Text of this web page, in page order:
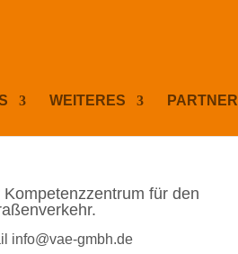
WEITERES PARTNER
Kompetenzzentrum für den
info@vae-gmbh.de